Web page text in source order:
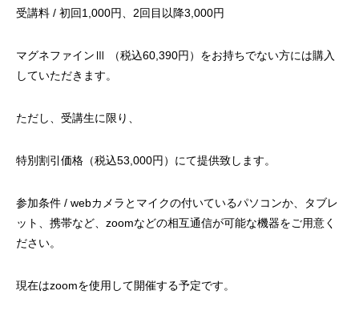
受講料 / 初回1,000円、2回目以降3,000円
マグネファインⅢ （税込60,390円）をお持ちでない方には購入
していただきます。
ただし、受講生に限り、
特別割引価格（税込53,000円）にて提供致します。
参加条件 / webカメラとマイクの付いているパソコンか、タブレ
ット、携帯など、zoomなどの相互通信が可能な機器をご用意く
ださい。
現在はzoomを使用して開催する予定です。